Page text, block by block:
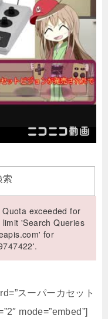
索
exceeded for
'Search Queries
for
スーパーカセット
mode=”embed”]